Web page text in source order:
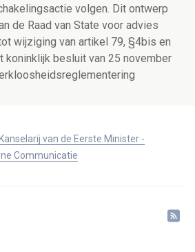
volgen. Dit ontwerp
de Raad van State voor advies
wijziging van artikel 79, §4bis en
koninklijk besluit van 25 november
Kanselarij van de Eerste Minister -
Communicatie